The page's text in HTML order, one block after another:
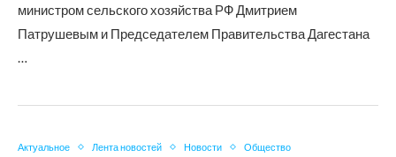
министром сельского хозяйства РФ Дмитрием
Патрушевым и Председателем Правительства Дагестана
…
Актуальное Лента новостей Новости Общество